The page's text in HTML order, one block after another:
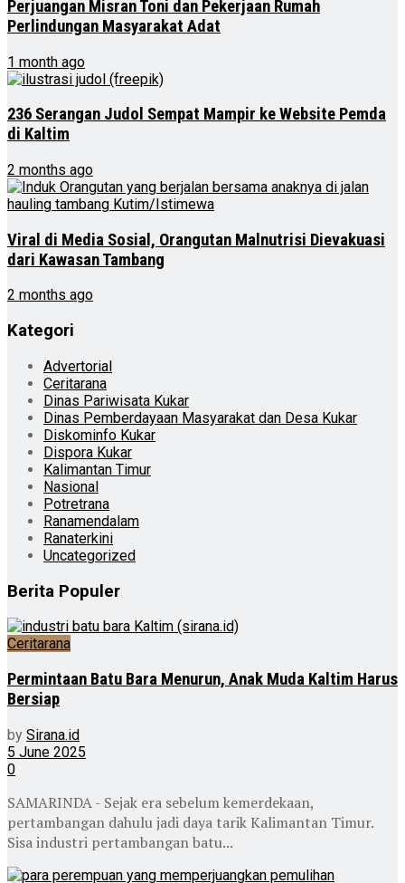
Perjuangan Misran Toni dan Pekerjaan Rumah
Perlindungan Masyarakat Adat
1 month ago
236 Serangan Judol Sempat Mampir ke Website Pemda
di Kaltim
2 months ago
Viral di Media Sosial, Orangutan Malnutrisi Dievakuasi
dari Kawasan Tambang
2 months ago
Kategori
Advertorial
Ceritarana
Dinas Pariwisata Kukar
Dinas Pemberdayaan Masyarakat dan Desa Kukar
Diskominfo Kukar
Dispora Kukar
Kalimantan Timur
Nasional
Potretrana
Ranamendalam
Ranaterkini
Uncategorized
Berita Populer
Ceritarana
Permintaan Batu Bara Menurun, Anak Muda Kaltim Harus
Bersiap
by Sirana.id
5 June 2025
0
SAMARINDA - Sejak era sebelum kemerdekaan,
pertambangan dahulu jadi daya tarik Kalimantan Timur.
Sisa industri pertambangan batu...